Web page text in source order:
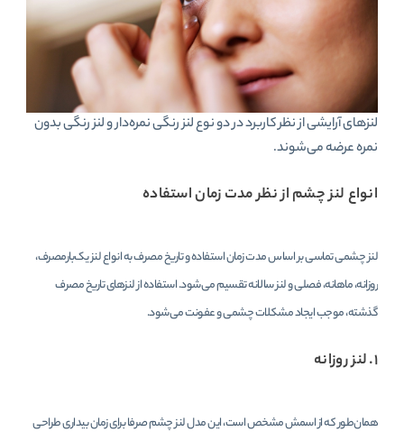
لنزهای آرایشی از نظر کاربرد در دو نوع لنز رنگی نمره‌دار و لنز رنگی بدون
نمره عرضه می‌شوند.
انواع لنز چشم از نظر مدت زمان استفاده
لنز چشمی تماسی بر اساس مدت زمان استفاده و تاریخ مصرف به انواع لنز یک‌بارمصرف،
روزانه، ماهانه، فصلی و لنز سالانه تقسیم می‌شود. استفاده از لنزهای تاریخ مصرف
گذشته، موجب ایجاد مشکلات چشمی و عفونت می‌شود.
۱. لنز روزانه
همان‌طور که از اسمش مشخص است، این مدل لنز چشم صرفا برای زمان بیداری طراحی